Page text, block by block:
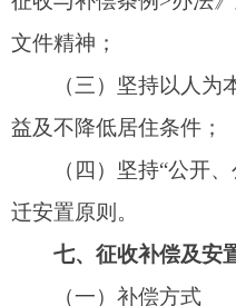
偿评估规则的规定》的规定
构、用途、建筑面积等因素
的房地产测绘评估机构对征
进行测绘评估。
（三）征收补偿范围
（2）装修及附属物的补偿；